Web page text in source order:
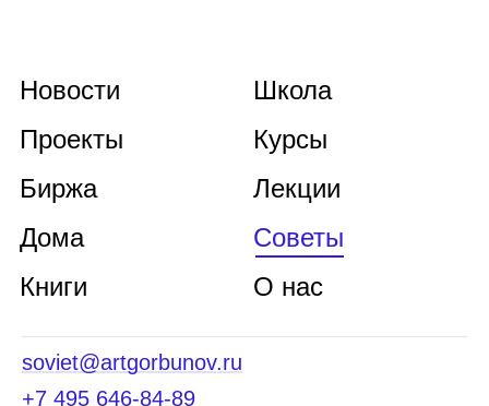
Новости
Проекты
Биржа
Дома
Книги
Школа
Курсы
Лекции
Советы
О нас
soviet@artgorbunov.ru
+7 495 646‑84‑89